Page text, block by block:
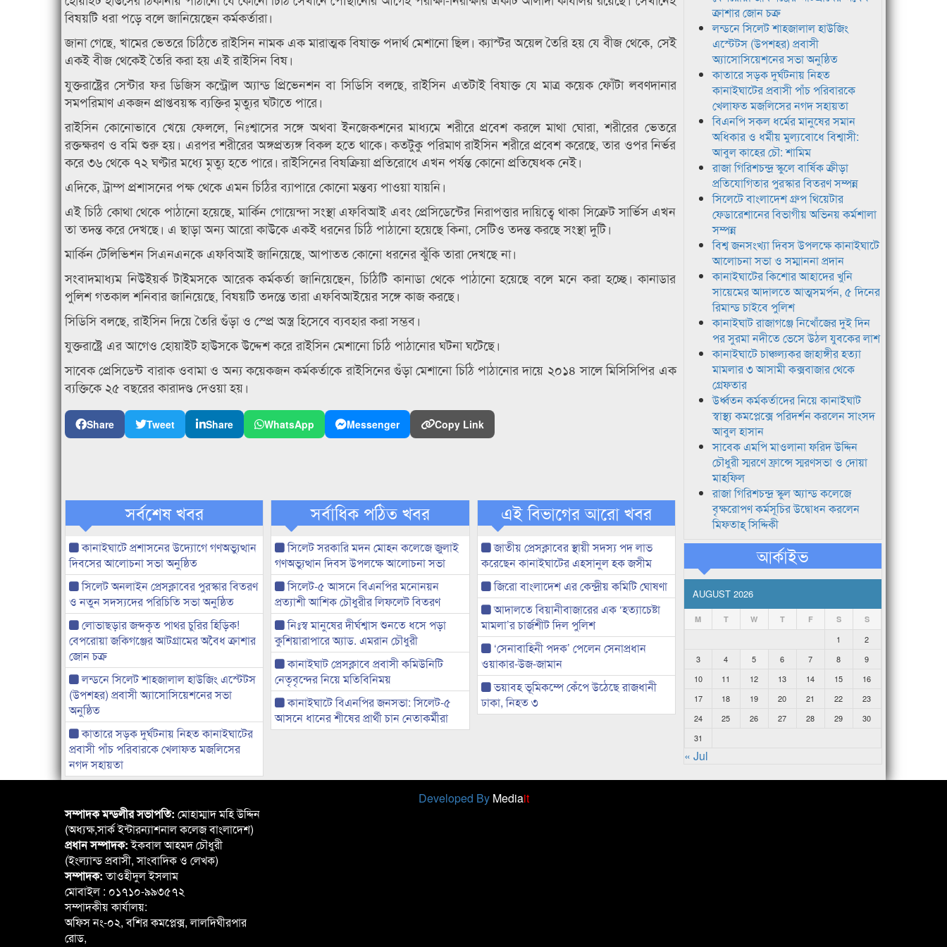
বিষয়টি ধরা পড়ে বলে জানিয়েছেন কর্মকর্তারা।
জানা গেছে, খামের ভেতরে চিঠিতে রাইসিন নামক এক মারাত্মক বিষাক্ত পদার্থ মেশানো ছিল। ক্যাস্টর অয়েল তৈরি হয় যে বীজ থেকে, সেই
একই বীজ থেকেই তৈরি করা হয় এই রাইসিন বিষ।
যুক্তরাষ্ট্রের সেন্টার ফর ডিজিস কন্ট্রোল অ্যান্ড প্রিভেনশন বা সিডিসি বলছে, রাইসিন এতটাই বিষাক্ত যে মাত্র কয়েক ফোঁটা লবণদানার
সমপরিমাণ একজন প্রাপ্তবয়স্ক ব্যক্তির মৃত্যুর ঘটাতে পারে।
রাইসিন কোনোভাবে খেয়ে ফেললে, নিঃশ্বাসের সঙ্গে অথবা ইনজেকশনের মাধ্যমে শরীরে প্রবেশ করলে মাথা ঘোরা, শরীরের ভেতরে
রক্তক্ষরণ ও বমি শুরু হয়। এরপর শরীরের অঙ্গপ্রত্যঙ্গ বিকল হতে থাকে। কতটুকু পরিমাণ রাইসিন শরীরে প্রবেশ করেছে, তার ওপর নির্ভর
করে ৩৬ থেকে ৭২ ঘণ্টার মধ্যে মৃত্যু হতে পারে। রাইসিনের বিষক্রিয়া প্রতিরোধে এখন পর্যন্ত কোনো প্রতিষেধক নেই।
এদিকে, ট্রাম্প প্রশাসনের পক্ষ থেকে এমন চিঠির ব্যাপারে কোনো মন্তব্য পাওয়া যায়নি।
এই চিঠি কোথা থেকে পাঠানো হয়েছে, মার্কিন গোয়েন্দা সংস্থা এফবিআই এবং প্রেসিডেন্টের নিরাপত্তার দায়িত্বে থাকা সিক্রেট সার্ভিস এখন
তা তদন্ত করে দেখছে। এ ছাড়া অন্য আরো কাউকে একই ধরনের চিঠি পাঠানো হয়েছে কিনা, সেটিও তদন্ত করছে সংস্থা দুটি।
মার্কিন টেলিভিশন সিএনএনকে এফবিআই জানিয়েছে, আপাতত কোনো ধরনের ঝুঁকি তারা দেখছে না।
সংবাদমাধ্যম নিউইয়র্ক টাইমসকে আরেক কর্মকর্তা জানিয়েছেন, চিঠিটি কানাডা থেকে পাঠানো হয়েছে বলে মনে করা হচ্ছে। কানাডার
পুলিশ গতকাল শনিবার জানিয়েছে, বিষয়টি তদন্তে তারা এফবিআইয়ের সঙ্গে কাজ করছে।
সিডিসি বলছে, রাইসিন দিয়ে তৈরি গুঁড়া ও স্প্রে অস্ত্র হিসেবে ব্যবহার করা সম্ভব।
যুক্তরাষ্ট্রে এর আগেও হোয়াইট হাউসকে উদ্দেশ করে রাইসিন মেশানো চিঠি পাঠানোর ঘটনা ঘটেছে।
সাবেক প্রেসিডেন্ট বারাক ওবামা ও অন্য কয়েকজন কর্মকর্তাকে রাইসিনের গুঁড়া মেশানো চিঠি পাঠানোর দায়ে ২০১৪ সালে মিসিসিপির এক
ব্যক্তিকে ২৫ বছরের কারাদণ্ড দেওয়া হয়।
Share Tweet Share WhatsApp Messenger Copy Link
সর্বশেষ খবর
কানাইঘাটে প্রশাসনের উদ্যোগে গণঅভ্যুত্থান
দিবসের আলোচনা সভা অনুষ্ঠিত
সিলেট অনলাইন প্রেসক্লাবের পুরস্কার বিতরণ
ও নতুন সদস্যদের পরিচিতি সভা অনুষ্ঠিত
লোভাছড়ার জব্দকৃত পাথর চুরির হিড়িক!
বেপরোয়া জকিগঞ্জের আটগ্রামের অবৈধ ক্রাশার
জোন চক্র
লন্ডনে সিলেট শাহজালাল হাউজিং এস্টেটস
(উপশহর) প্রবাসী অ্যাসোসিয়েশনের সভা
অনুষ্ঠিত
কাতারে সড়ক দুর্ঘটনায় নিহত কানাইঘাটের
প্রবাসী পাঁচ পরিবারকে খেলাফত মজলিসের
নগদ সহায়তা
সর্বাধিক পঠিত খবর
সিলেট সরকারি মদন মোহন কলেজে জুলাই
গণঅভ্যুত্থান দিবস উপলক্ষে আলোচনা সভা
সিলেট-৫ আসনে বিএনপির মনোনয়ন
প্রত্যাশী আশিক চৌধুরীর লিফলেট বিতরণ
নিঃস্ব মানুষের দীর্ঘশ্বাস শুনতে ধসে পড়া
কুশিয়ারাপারে অ্যাড. এমরান চৌধুরী
কানাইঘাট প্রেসক্লাবে প্রবাসী কমিউনিটি
নেতৃবৃন্দের নিয়ে মতিবিনিময়
কানাইঘাটে বিএনপির জনসভা: সিলেট-৫
আসনে ধানের শীষের প্রার্থী চান নেতাকর্মীরা
এই বিভাগের আরো খবর
জাতীয় প্রেসক্লাবের স্থায়ী সদস্য পদ লাভ
করেছেন কানাইঘাটের এহসানুল হক জসীম
জিরো বাংলাদেশ এর কেন্দ্রীয় কমিটি ঘোষণা
আদালতে বিয়ানীবাজারের এক ‘হত্যাচেষ্টা
মামলা’র চার্জশীট দিল পুলিশ
‘সেনাবাহিনী পদক’ পেলেন সেনাপ্রধান
ওয়াকার-উজ-জামান
ভয়াবহ ভূমিকম্পে কেঁপে উঠেছে রাজধানী
ঢাকা, নিহত ৩
ক্রাশার জোন চক্র
লন্ডনে সিলেট শাহজালাল হাউজিং
এস্টেটস (উপশহর) প্রবাসী
অ্যাসোসিয়েশনের সভা অনুষ্ঠিত
কাতারে সড়ক দুর্ঘটনায় নিহত
কানাইঘাটের প্রবাসী পাঁচ পরিবারকে
খেলাফত মজলিসের নগদ সহায়তা
বিএনপি সকল ধর্মের মানুষের সমান
অধিকার ও ধর্মীয় মুল্যবোধে বিশ্বাসী:
আবুল কাহের চৌ: শামিম
রাজা গিরিশচন্দ্র স্কুলে বার্ষিক ক্রীড়া
প্রতিযোগিতার পুরস্কার বিতরণ সম্পন্ন
সিলেটে বাংলাদেশ গ্রুপ থিয়েটার
ফেডারেশানের বিভাগীয় অভিনয় কর্মশালা
সম্পন্ন
বিশ্ব জনসংখ্যা দিবস উপলক্ষে কানাইঘাটে
আলোচনা সভা ও সম্মাননা প্রদান
কানাইঘাটের কিশোর আহাদের খুনি
সায়েমের আদালতে আত্মসমর্পন, ৫ দিনের
রিমান্ড চাইবে পুলিশ
কানাইঘাট রাজাগঞ্জে নিখোঁজের দুই দিন
পর সুরমা নদীতে ভেসে উঠল যুবকের লাশ
কানাইঘাটে চাঞ্চল্যকর জাহাঙ্গীর হত্যা
মামলার ৩ আসামী কক্সবাজার থেকে
গ্রেফতার
উর্ধ্বতন কর্মকর্তাদের নিয়ে কানাইঘাট
স্বাস্থ্য কমপ্লেক্সে পরিদর্শন করলেন সাংসদ
আবুল হাসান
সাবেক এমপি মাওলানা ফরিদ উদ্দিন
চৌধুরী স্মরণে ফ্রান্সে স্মরণসভা ও দোয়া
মাহফিল
রাজা গিরিশচন্দ্র স্কুল অ্যান্ড কলেজে
বৃক্ষরোপণ কর্মসূচির উদ্বোধন করলেন
মিফতাহ্ সিদ্দিকী
আর্কাইভ
AUGUST 2026
M T W T F S S
1
2
3
4 5 6 7 8
9
10
11 12 13 14 15
16
17
18 19 20 21 22
23
24
25 26 27 28 29
30
31
« Jul
Developed By Mediait
সম্পাদক মন্ডলীর সভাপতি: মোহাম্মাদ মহি উদ্দিন
(অধ্যক্ষ,সার্ক ইন্টারন্যাশনাল কলেজ বাংলাদেশ)
প্রধান সম্পাদক:ইকবাল আহমদ চৌধুরী
(ইংল্যান্ড প্রবাসী, সাংবাদিক ও লেখক)
সম্পাদক:তাওহীদুল ইসলাম
মোবাইল : ০১৭১০-৯৯৩৫৭২
সম্পাদকীয় কার্যালয়:
অফিস নং-০২, বশির কমপ্লেক্স, লালদিঘীরপার
রোড,